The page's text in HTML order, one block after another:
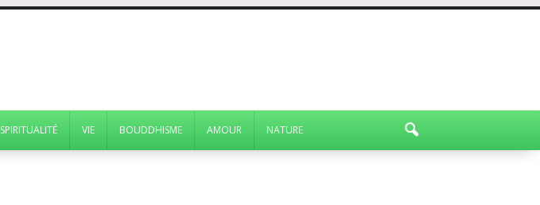
SPIRITUALITÉ VIE BOUDDHISME AMOUR NATURE